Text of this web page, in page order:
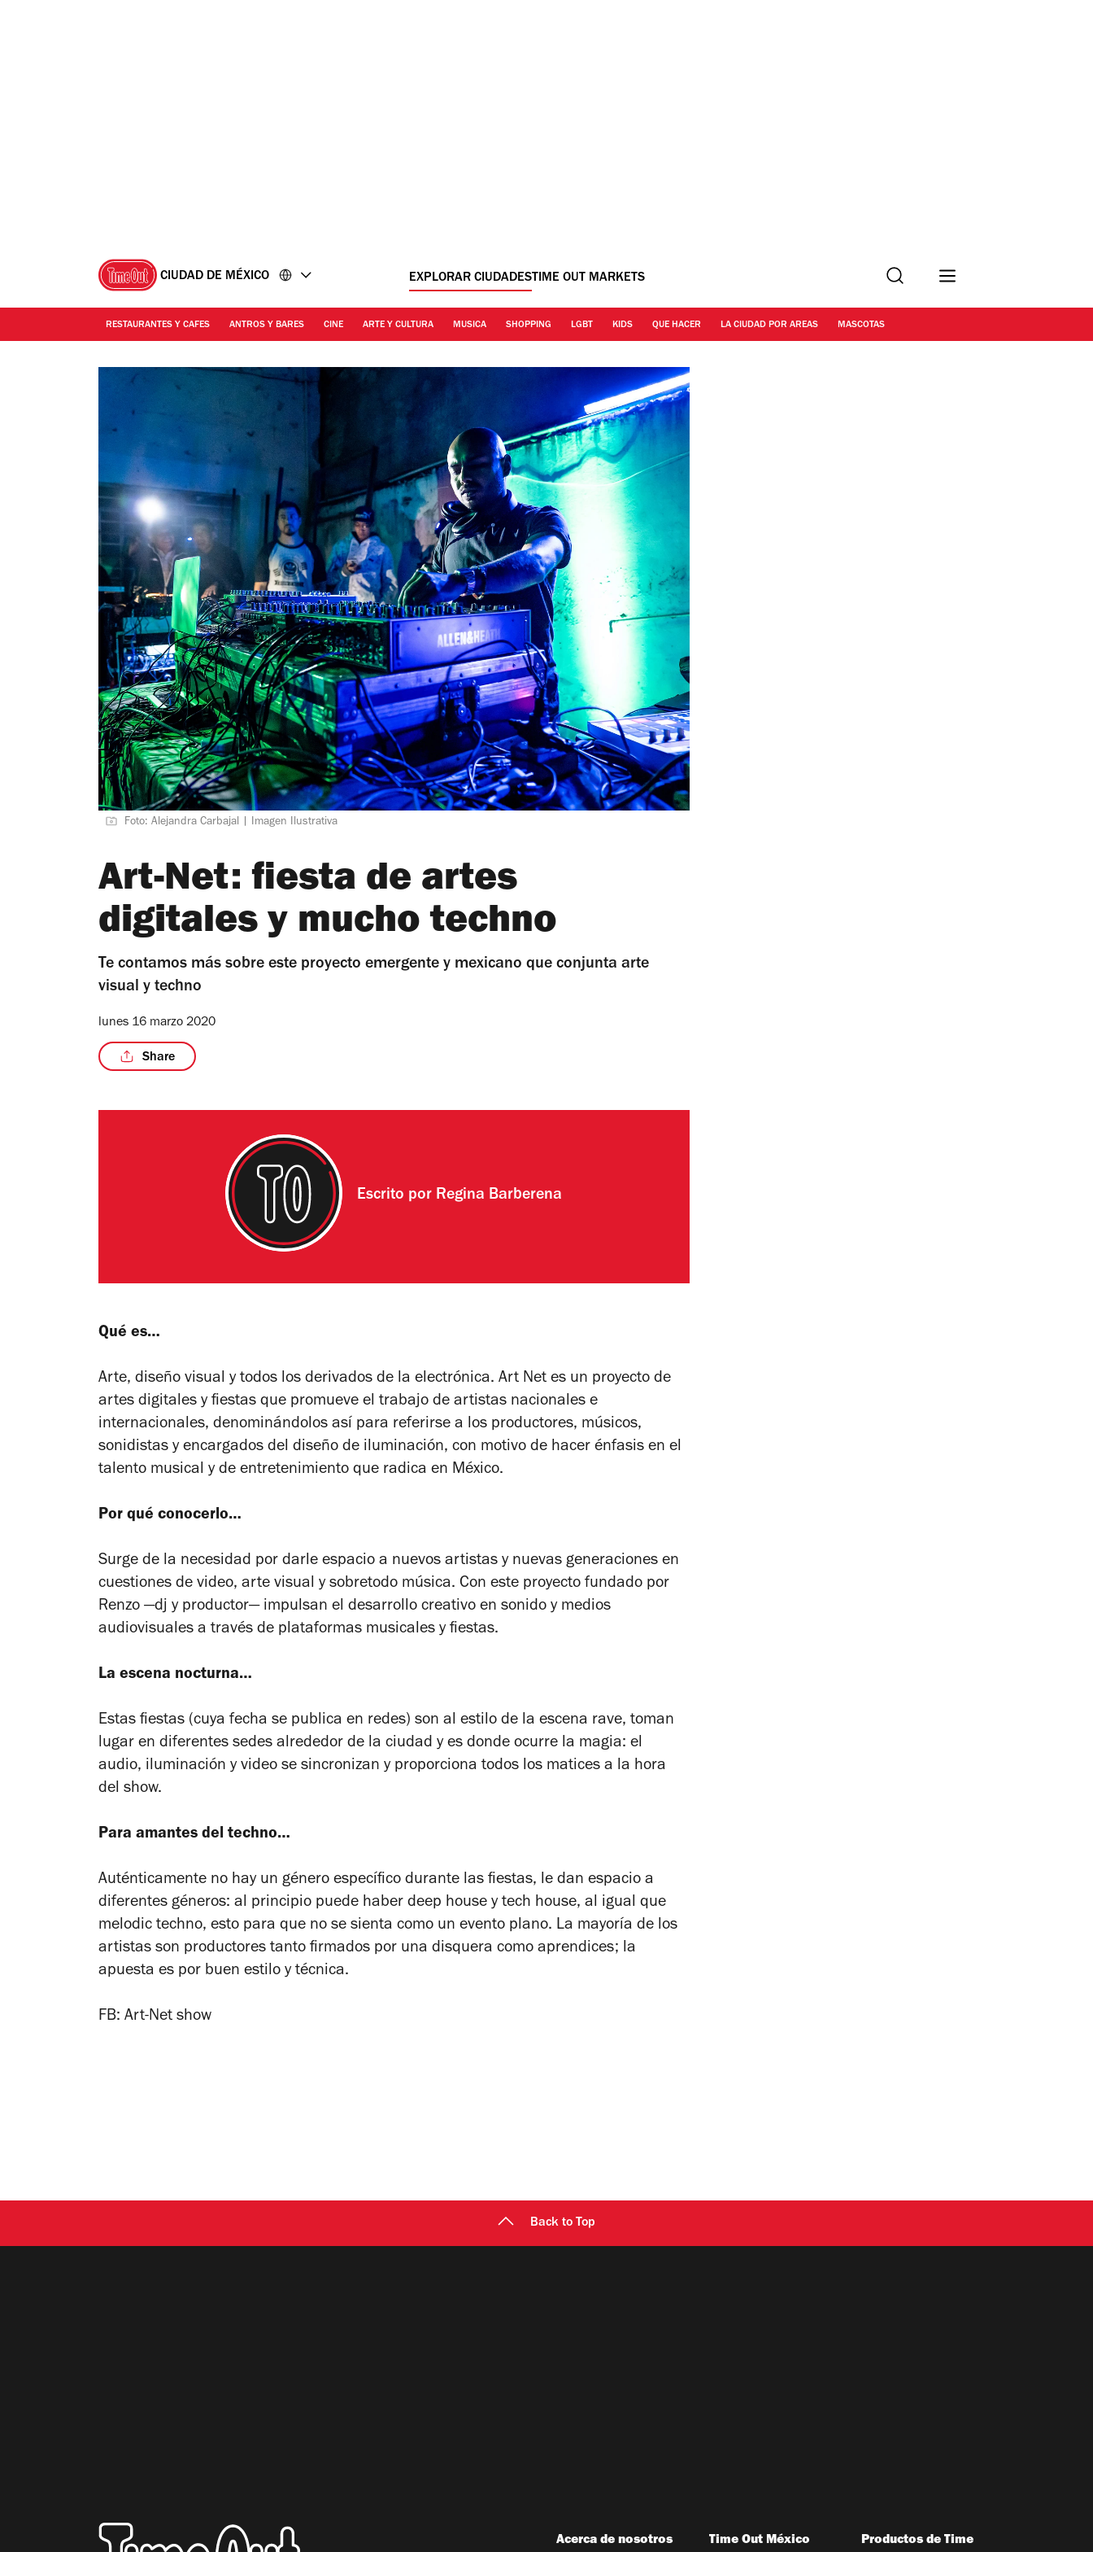
CIUDAD DE MÉXICO EXPLORAR CIUDADESTIME OUT MARKETS Buscar
RESTAURANTES Y CAFES ANTROS Y BARES CINE ARTE Y CULTURA MUSICA SHOPPING LGBT KIDS QUE HACER LA CIUDAD POR AREAS MASCOTAS
Foto: Alejandra Carbajal | Imagen Ilustrativa
Art-Net: fiesta de artes
digitales y mucho techno
Te contamos más sobre este proyecto emergente y mexicano que conjunta arte
visual y techno
lunes 16 marzo 2020
Share
Escrito por Regina Barberena
Qué es…
Arte, diseño visual y todos los derivados de la electrónica. Art Net es un proyecto de
artes digitales y fiestas que promueve el trabajo de artistas nacionales e
internacionales, denominándolos así para referirse a los productores, músicos,
sonidistas y encargados del diseño de iluminación, con motivo de hacer énfasis en el
talento musical y de entretenimiento que radica en México.
Por qué conocerlo…
Surge de la necesidad por darle espacio a nuevos artistas y nuevas generaciones en
cuestiones de video, arte visual y sobretodo música. Con este proyecto fundado por
Renzo —dj y productor— impulsan el desarrollo creativo en sonido y medios
audiovisuales a través de plataformas musicales y fiestas.
La escena nocturna…
Estas fiestas (cuya fecha se publica en redes) son al estilo de la escena rave, toman
lugar en diferentes sedes alrededor de la ciudad y es donde ocurre la magia: el
audio, iluminación y video se sincronizan y proporciona todos los matices a la hora
del show.
Para amantes del techno…
Auténticamente no hay un género específico durante las fiestas, le dan espacio a
diferentes géneros: al principio puede haber deep house y tech house, al igual que
melodic techno, esto para que no se sienta como un evento plano. La mayoría de los
artistas son productores tanto firmados por una disquera como aprendices; la
apuesta es por buen estilo y técnica.
FB: Art-Net show
Back to Top
Acerca de nosotros Time Out México Productos de Time